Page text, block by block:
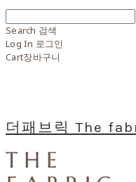
Search 검색
Log In 로그인
Cart장바구니
더패브릭 The